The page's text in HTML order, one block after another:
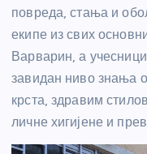
повреда, стања и
екипе из свих
Варварин, а
завидан ниво знања
крста, здравим
личне хигијене и